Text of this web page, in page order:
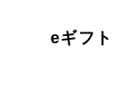
eギフト